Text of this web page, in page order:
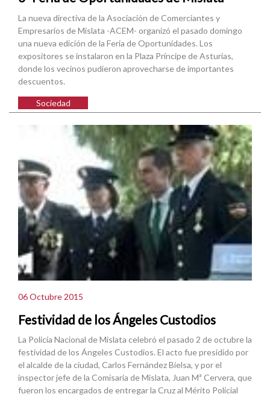
La nueva directiva de la Asociación de Comerciantes y
Empresarios de Mislata -ACEM- organizó el pasado domingo
una nueva edición de la Feria de Oportunidades. Los
expositores se instalaron en la Plaza Príncipe de Asturias,
donde los vecinos pudieron aprovecharse de importantes
descuentos.
Sociedad
06 Octubre 2015
Festividad de los Ángeles Custodios
La Policía Nacional de Mislata celebró el pasado 2 de octubre la
festividad de los Ángeles Custodios. El acto fue presidido por
el alcalde de la ciudad, Carlos Fernández Bielsa, y por el
inspector jefe de la Comisaría de Mislata, Juan Mª Cervera, que
fueron los encargados de entregar la Cruz al Mérito Policial